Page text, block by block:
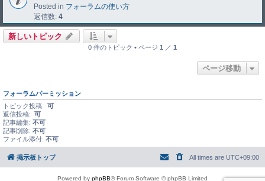
Posted in フォーラムの使い方
返信数: 4
新しいトピック
0 件のトピック • ページ 1 ／ 1
ページ移動
フォーラムパーミッション
トピック投稿: 可
返信投稿: 可
記事編集: 不可
記事削除: 不可
ファイル添付: 不可
掲示板トップ All times are UTC+09:00
Powered by phpBB® Forum Software © phpBB Limited